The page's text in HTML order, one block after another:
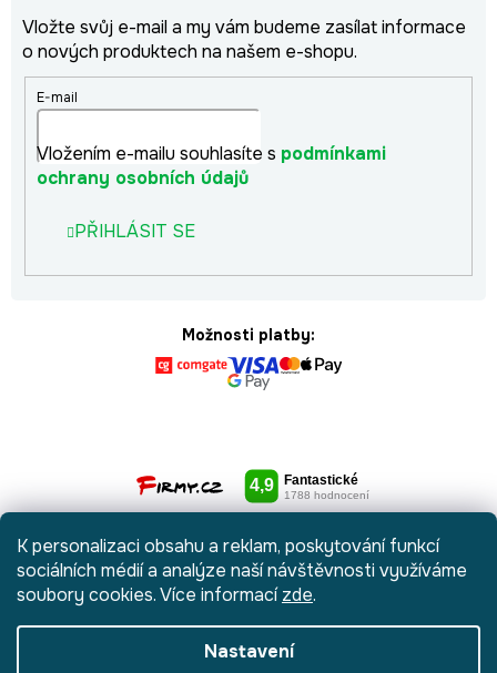
K personalizaci obsahu a reklam, poskytování funkcí
sociálních médií a analýze naší návštěvnosti využíváme
soubory cookies. Více informacízde.
Nastavení
Vložte svůj e-mail a my vám budeme zasílat informace
o nových produktech na našem e-shopu.
E-mail
Vložením e-mailu souhlasíte s podmínkami
ochrany osobních údajů
PŘIHLÁSIT SE
Možnosti platby: